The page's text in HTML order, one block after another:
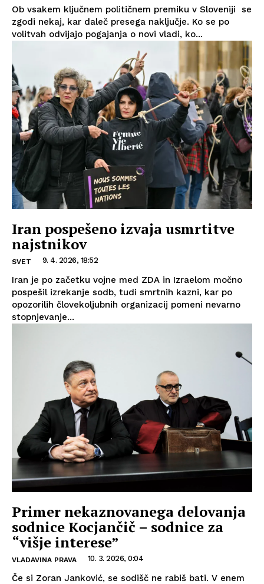
Ob vsakem ključnem političnem premiku v Sloveniji se
zgodi nekaj, kar daleč presega naključje. Ko se po
volitvah odvijajo pogajanja o novi vladi, ko...
Iran pospešeno izvaja usmrtitve
najstnikov
SVET 9. 4. 2026, 18:52
Iran je po začetku vojne med ZDA in Izraelom močno
pospešil izrekanje sodb, tudi smrtnih kazni, kar po
opozorilih človekoljubnih organizacij pomeni nevarno
stopnjevanje...
Primer nekaznovanega delovanja
sodnice Kocjančič – sodnice za
“višje interese”
VLADAVINA PRAVA 10. 3. 2026, 0:04
Če si Zoran Janković, se sodišč ne rabiš bati. V enem